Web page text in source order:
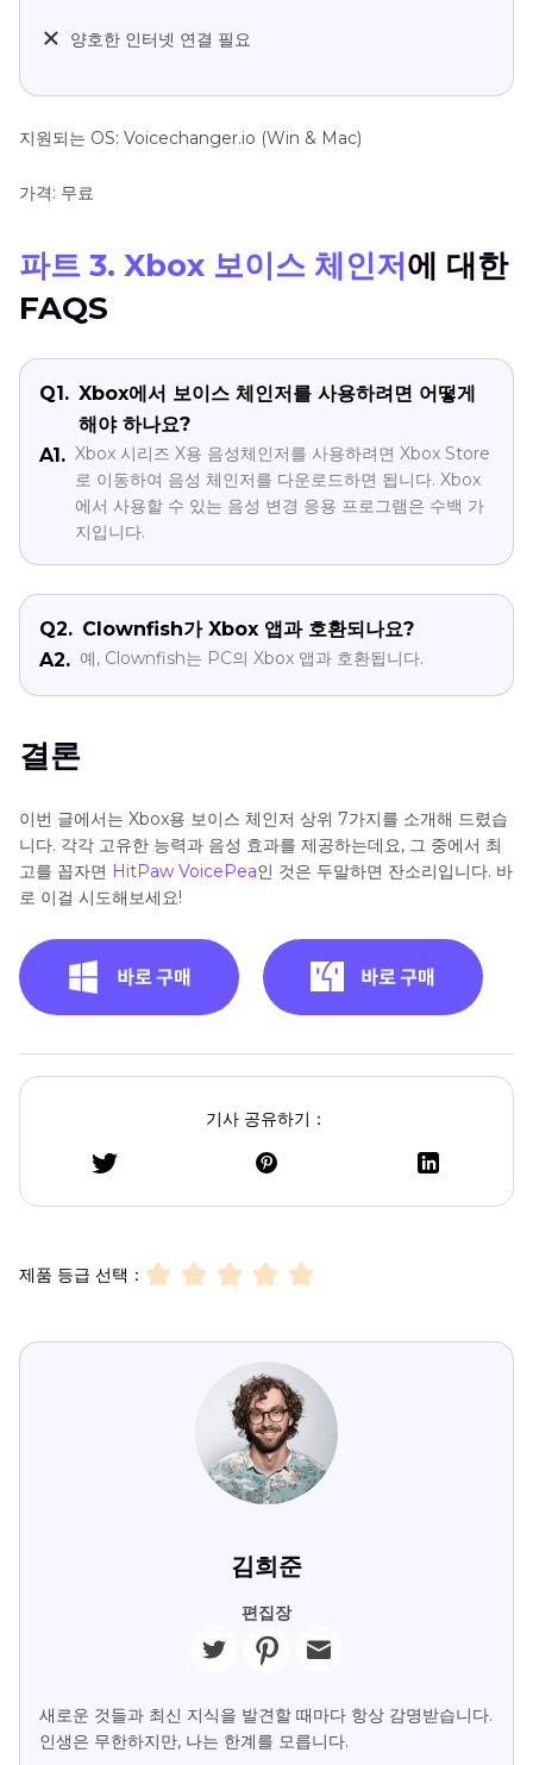
양호한 인터넷 연결 필요
지원되는 OS: Voicechanger.io (Win & Mac)
가격: 무료
파트 3. Xbox 보이스 체인저에 대한
FAQS
Q1. Xbox에서 보이스 체인저를 사용하려면 어떻게
해야 하나요?
A1. Xbox 시리즈 X용 음성체인저를 사용하려면 Xbox Store
로 이동하여 음성 체인저를 다운로드하면 됩니다. Xbox
에서 사용할 수 있는 음성 변경 응용 프로그램은 수백 가
지입니다.
Q2. Clownfish가 Xbox 앱과 호환되나요?
A2. 예, Clownfish는 PC의 Xbox 앱과 호환됩니다.
결론
이번 글에서는 Xbox용 보이스 체인저 상위 7가지를 소개해 드렸습
니다. 각각 고유한 능력과 음성 효과를 제공하는데요, 그 중에서 최
고를 꼽자면 HitPaw VoicePea인 것은 두말하면 잔소리입니다. 바
로 이걸 시도해보세요!
기사 공유하기：
제품 등급 선택：
김희준
편집장
새로운 것들과 최신 지식을 발견할 때마다 항상 감명받습니다.
인생은 무한하지만, 나는 한계를 모릅니다.